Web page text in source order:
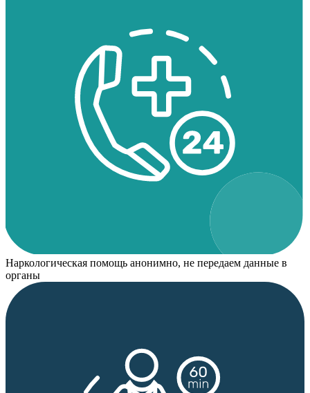
Наркологическая помощь анонимно, не передаем данные в
органы